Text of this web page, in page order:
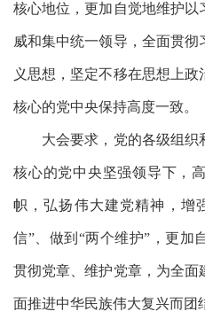
核心地位，更加自觉地维护
威和集中统一领导，全面贯
义思想，坚定不移在思想上
核心的党中央保持高度一致。
大会要求，党的各级组织
核心的党中央坚强领导下，
帜，弘扬伟大建党精神，增
信”、做到“两个维护”，更加
贯彻党章、维护党章，为全
面推进中华民族伟大复兴而团